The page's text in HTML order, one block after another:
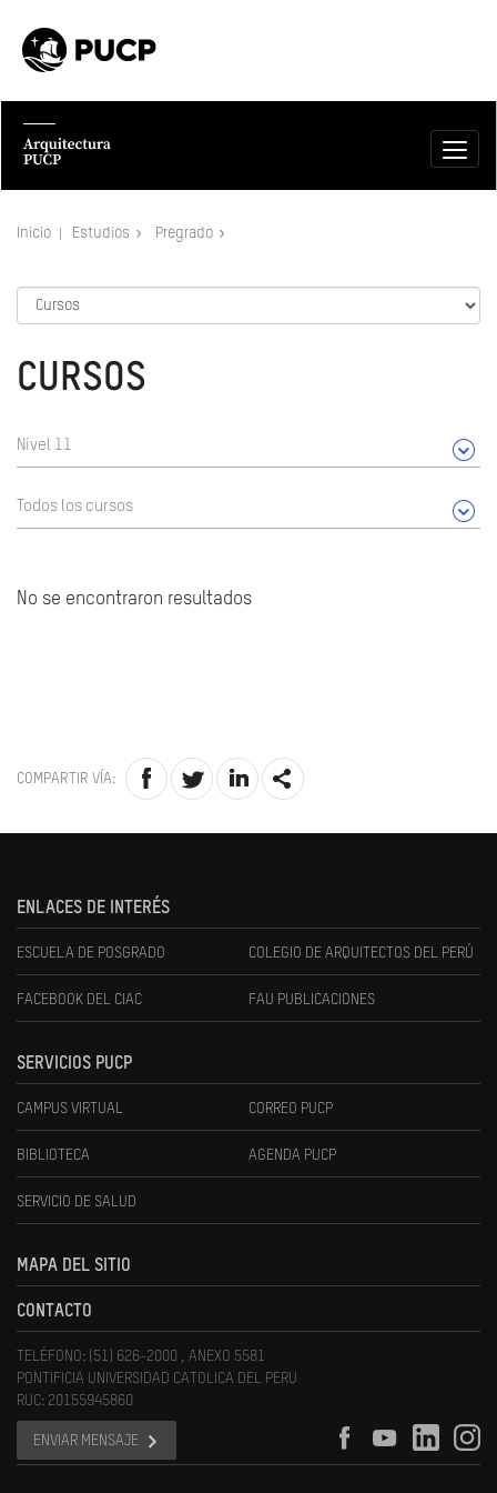
Inicio Estudios Pregrado
CURSOS
Nivel 11
Todos los cursos
No se encontraron resultados
COMPARTIR VÍA:
ENLACES DE INTERÉS
ESCUELA DE POSGRADO COLEGIO DE ARQUITECTOS DEL PERÚ
FACEBOOK DEL CIAC FAU PUBLICACIONES
SERVICIOS PUCP
CAMPUS VIRTUAL CORREO PUCP
BIBLIOTECA AGENDA PUCP
SERVICIO DE SALUD
MAPA DEL SITIO
CONTACTO
TELÉFONO: (51) 626-2000 , ANEXO 5581
PONTIFICIA UNIVERSIDAD CATOLICA DEL PERU
RUC: 20155945860
ENVIAR MENSAJE